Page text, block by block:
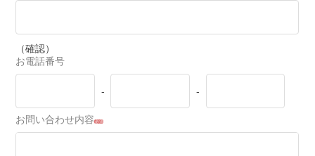
（確認）
お電話番号
- -
お問い合わせ内容必須